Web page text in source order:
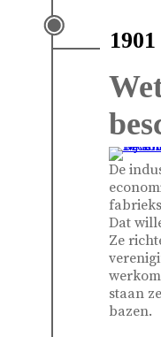
1901
De
Dat
Ze
staan
bazen.